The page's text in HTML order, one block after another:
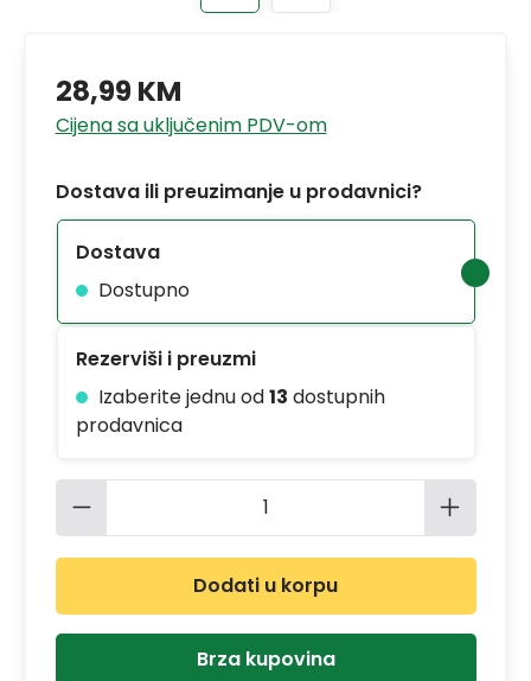
28,99 KM
Cijena sa uključenim PDV-om
Dostava ili preuzimanje u prodavnici?
Dostava
Dostupno
Rezerviši i preuzmi
Izaberite jednu od13 dostupnih
prodavnica
Količina proizvoda: Unesite
Dodati u korpu
Brza kupovina